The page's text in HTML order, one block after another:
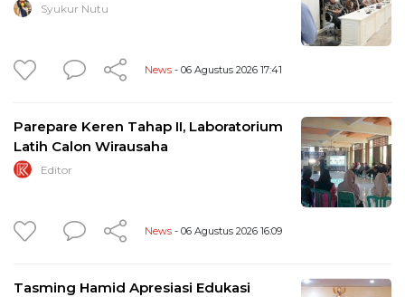
Syukur Nutu
News - 06 Agustus 2026 17:41
Parepare Keren Tahap II, Laboratorium
Latih Calon Wirausaha
Editor
News - 06 Agustus 2026 16:09
Tasming Hamid Apresiasi Edukasi